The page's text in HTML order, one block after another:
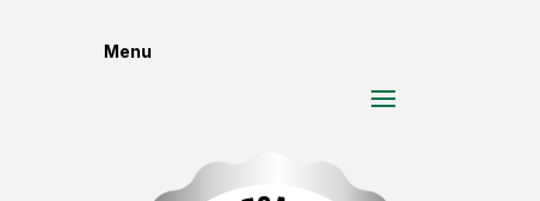
Menu